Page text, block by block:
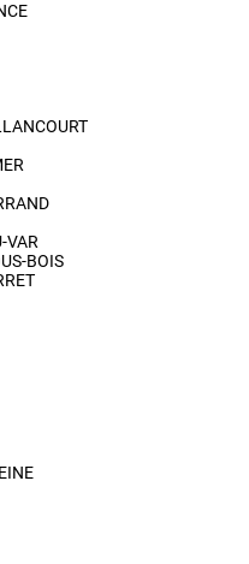
VAR
BOIS